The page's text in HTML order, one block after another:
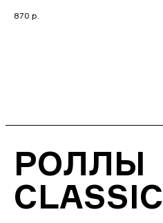
870 р.
РОЛЛЫ
CLASSIC